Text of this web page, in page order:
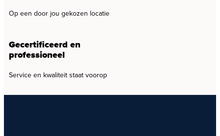
Op een door jou gekozen locatie
Gecertificeerd en
professioneel
Service en kwaliteit staat voorop